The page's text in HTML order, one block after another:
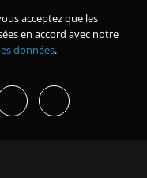
acceptez que les
en accord avec notre
données.